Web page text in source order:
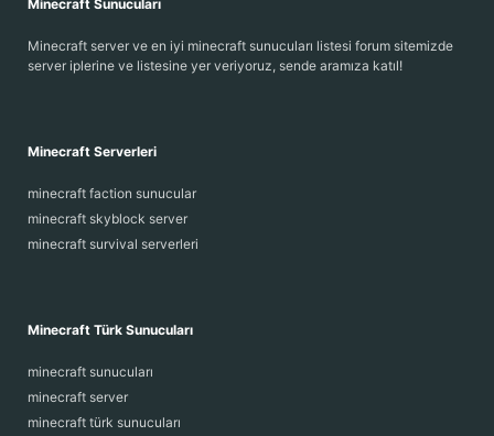
Minecraft Sunucuları
Minecraft server ve en iyi minecraft sunucuları listesi forum sitemizde
server iplerine ve listesine yer veriyoruz, sende aramıza katıl!
Minecraft Serverleri
minecraft faction sunucular
minecraft skyblock server
minecraft survival serverleri
Minecraft Türk Sunucuları
minecraft sunucuları
minecraft server
minecraft türk sunucuları